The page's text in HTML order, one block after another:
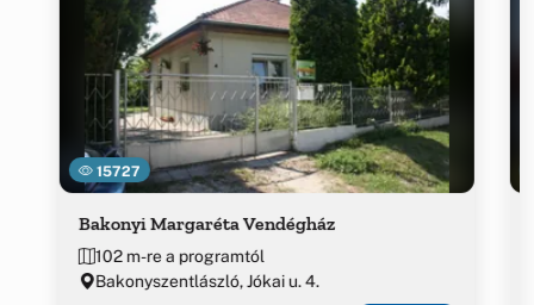
15727
Bakonyi Margaréta Vendégház
102 m-re a programtól
Bakonyszentlászló, Jókai u. 4.